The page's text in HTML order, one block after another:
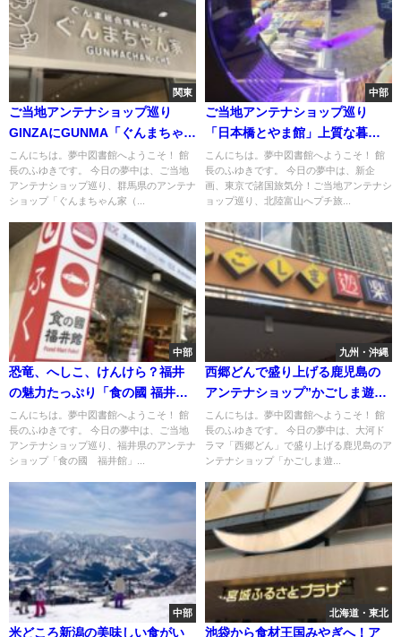
関東
ご当地アンテナショップ巡り
GINZAにGUNMA「ぐんまちゃん
家」
こんにちは。夢中図書館へようこそ！ 館
長のふゆきです。 今日の夢中は、ご当地
アンテナショップ巡り、群馬県のアンテナ
ショップ「ぐんまちゃん家（...
中部
ご当地アンテナショップ巡り
「日本橋とやま館」上質な暮ら
しを富山から
こんにちは。夢中図書館へようこそ！ 館
長のふゆきです。 今日の夢中は、新企
画、東京で諸国旅気分！ご当地アンテナシ
ョップ巡り、北陸富山へプチ旅...
中部
恐竜、へしこ、けんけら？福井
の魅力たっぷり「食の國 福井
館」
こんにちは。夢中図書館へようこそ！ 館
長のふゆきです。 今日の夢中は、ご当地
アンテナショップ巡り、福井県のアンテナ
ショップ「食の國 福井館」...
九州・沖縄
西郷どんで盛り上げる鹿児島の
アンテナショップ”かごしま遊楽
館”
こんにちは。夢中図書館へようこそ！ 館
長のふゆきです。 今日の夢中は、大河ド
ラマ「西郷どん」で盛り上げる鹿児島のア
ンテナショップ「かごしま遊...
中部
米どころ新潟の美味しい食がい
北海道・東北
池袋から食材王国みやぎへ！ア